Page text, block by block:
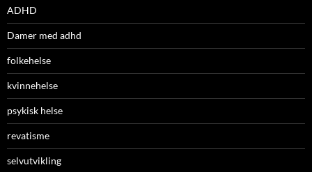
ADHD
Damer med adhd
folkehelse
kvinnehelse
psykisk helse
revatisme
selvutvikling